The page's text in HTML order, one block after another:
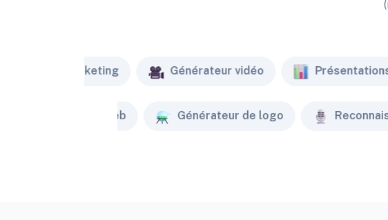
Marketing Générateur vidéo Présentations
Créateur de site web Générateur de logo